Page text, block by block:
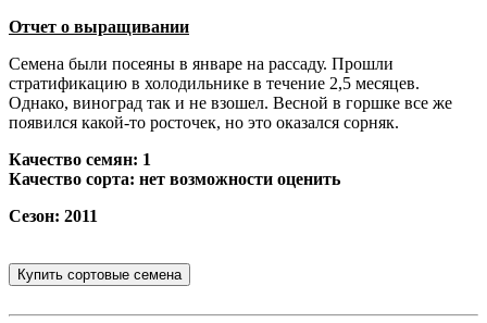
Отчет о выращивании
Семена были посеяны в январе на рассаду. Прошли
стратификацию в холодильнике в течение 2,5 месяцев.
Однако, виноград так и не взошел. Весной в горшке все же
появился какой-то росточек, но это оказался сорняк.
Качество семян: 1
Качество сорта: нет возможности оценить
Сезон: 2011